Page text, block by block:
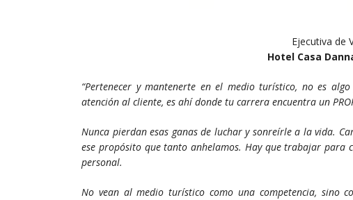
Ejecutiva de
Hotel Casa
“Pertenecer y mantenerte en el medio turístico, no es
atención al cliente, es ahí donde tu carrera encuentra un
Nunca pierdan esas ganas de luchar y sonreírle a la vida.
ese propósito que tanto anhelamos. Hay que trabajar
personal.
No vean al medio turístico como una competencia, sino